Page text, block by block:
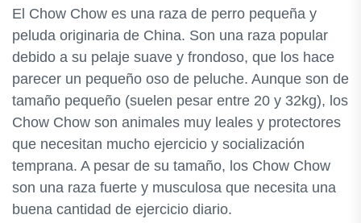
El Chow Chow es una raza de perro pequeña y
peluda originaria de China. Son una raza popular
debido a su pelaje suave y frondoso, que los hace
parecer un pequeño oso de peluche. Aunque son de
tamaño pequeño (suelen pesar entre 20 y 32kg), los
Chow Chow son animales muy leales y protectores
que necesitan mucho ejercicio y socialización
temprana. A pesar de su tamaño, los Chow Chow
son una raza fuerte y musculosa que necesita una
buena cantidad de ejercicio diario.